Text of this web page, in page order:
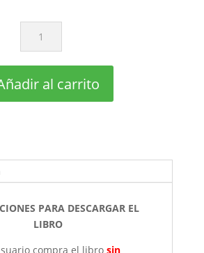
Pronti
test al carrito
PARA DESCARGAR EL
LIBRO
compra el libro sin